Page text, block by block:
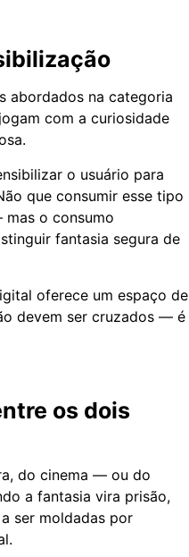
abordados na categoria
com a curiosidade
o usuário para
que consumir esse tipo
o consumo
fantasia segura de
oferece um espaço de
devem ser cruzados — é
os dois
do cinema — ou do
a fantasia vira prisão,
ser moldadas por